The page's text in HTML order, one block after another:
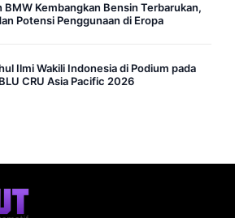
BMW Kembangkan Bensin Terbarukan,
Potensi Penggunaan di Eropa
Ilmi Wakili Indonesia di Podium pada
CRU Asia Pacific 2026